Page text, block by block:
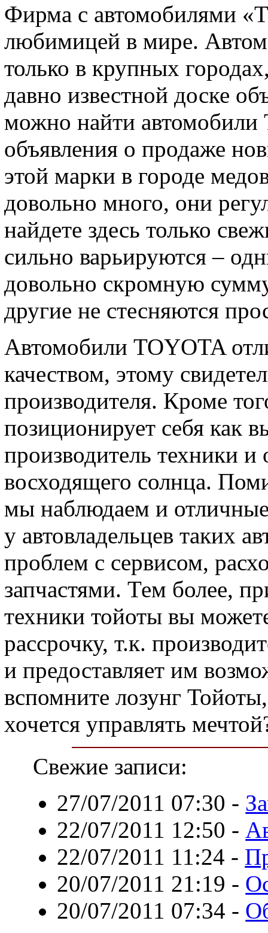
Фирма с автомобилями
любимицей в мире.
только в крупных
давно известной доске
можно найти автомобили
объявления о продаже
этой марки в городе
довольно много, они
найдете здесь только
сильно варьируются –
довольно скромную
другие не стесняются
Автомобили TOYOTA
качеством, этому
производителя. Кроме
позиционирует себя как
производитель техники
восходящего солнца.
мы наблюдаем и
у автовладельцев таких
проблем с сервисом,
запчастями. Тем более,
техники тойоты вы
рассрочку, т.к.
и предоставляет им
вспомните лозунг
хочется управлять
Свежие записи:
27/07/2011 07:30 -
22/07/2011 12:50 -
22/07/2011 11:24 -
20/07/2011 21:19 -
20/07/2011 07:34 -